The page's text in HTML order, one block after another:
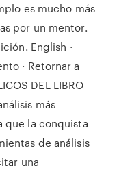
es mucho más
por un mentor.
English ·
· Retornar a
DEL LIBRO
más
que la conquista
de análisis
una